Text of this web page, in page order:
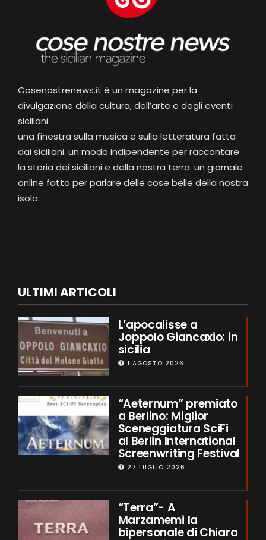
Cosenostrenews.it è un magazine per la
divulgazione della cultura, dell’arte e degli eventi
siciliani.
una finestra sulla musica e sulla letteratura fatta
dai siciliani. un modo indipendente per raccontare
la storia dei siciliani e della nostra terra. un giornale
online fatto per parlare delle cose belle della nostra
isola.
ULTIMI ARTICOLI
L’apocalisse a
Joppolo Giancaxio: in
sicilia
1 AGOSTO 2026
“Aeternum” premiato
a Berlino: Miglior
Sceneggiatura SciFi
al Berlin International
Screenwriting Festival
27 LUGLIO 2026
“Terra”- A
Marzamemi la
bipersonale di Chiara